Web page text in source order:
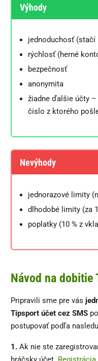
Výhody
jednoduchosť (stačí
rýchlosť (herné
bezpečnosť
anonymita
žiadne ďalšie účty
číslo z ktorého
Nevýhody
jednorazové limity
dlhodobé limity (za
poplatky (10 % z
Návod na dobitie
Pripravili sme pre vás
Tipsport účet cez SMS
postupovať podľa
1. Ak nie ste